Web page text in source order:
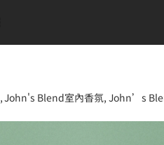
John's Blend室內香氛 John’s